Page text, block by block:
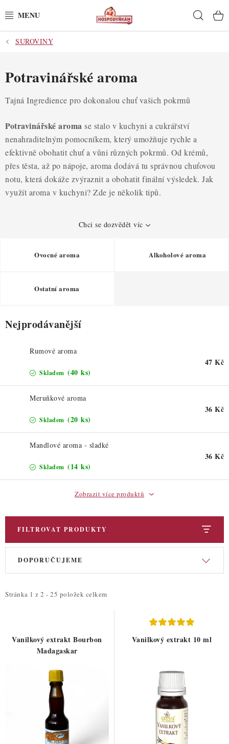
na
POTŘEBY
POMŮCKY
SUROVINY
DEKORACE
PRO OSLAVY
DO KUCHYNĚ
DÁRKOVÉ POUKAZY
Podmínky ochrany osobních údajů
SUROVINY
Potravinářské aroma
Tajná Ingredience pro dokonalou chuť vašich pokrmů
Potravinářské aroma se stalo v kuchyni a cukrářství
nenahraditelným pomocníkem, který umožňuje rychle a
efektivně obohatit chuť a vůni různých pokrmů. Od krémů,
přes těsta, až po nápoje, aroma dodává tu správnou chuťovou
notu, která dokáže zvýraznit a obohatit finální výsledek. Jak
využít aroma v kuchyni? Zde je několik tipů.
Chci se dozvědět víc
Ovocné aroma Alkoholové aroma
Ostatní aroma
Nejprodávanější
Rumové aroma
Skladem (40 ks)
47 Kč
Meruňkové aroma
Skladem (20 ks)
36 Kč
Mandlové aroma - sladké
Skladem (14 ks)
36 Kč
Zobrazit více produktů
FILTROVAT PRODUKTY
V
i
Stránka 1 z 2 - 25 položek celkem
Ř
e
DOPORUČUJEME
Vanilkový extrakt Bourbon
Madagaskar
Vanilkový extrakt 10 ml